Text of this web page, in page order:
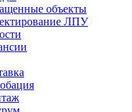
объекты
ЛПУ